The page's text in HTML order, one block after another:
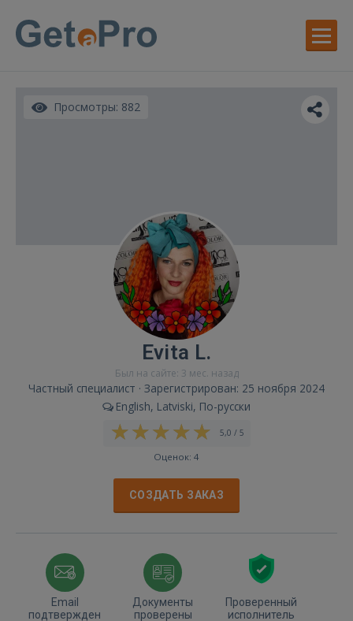
Просмотры: 882
Evita L.
Был на сайте: 3 мес. назад
Частный специалист · Зарегистрирован: 25 ноября 2024
English, Latviski, По-русски
5,0 / 5
Оценок: 4
СОЗДАТЬ ЗАКАЗ
Email
подтвержден
Документы
проверены
Проверенный
исполнитель